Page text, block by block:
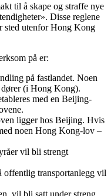
til å skape og straffe nye
Disse reglene
sted utenfor Hong Kong
på er:
på fastlandet. Noen
(i Hong Kong).
med en Beijing-
ligger hos Beijing. Hvis
noen Hong Kong-lov –
vil bli strengt
offentlig transportanlegg vil
vil bli satt under streng